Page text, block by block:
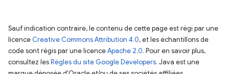
Sauf indication contraire, le contenu de cette page est régi par une
licence Creative Commons Attribution 4.0, et les échantillons de
code sont régis par une licenceApache 2.0. Pour en savoir plus,
consultez lesRègles du site Google Developers. Java est une